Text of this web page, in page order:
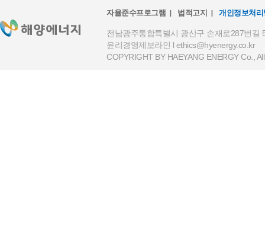
자율준수프로그램 법적고지 개인정보처리
전남광주통합특별시 광산구 손재로287번길
윤리경영제보라인 l ethics@hyenergy.co.kr
COPYRIGHT BY HAEYANG ENERGY Co.,